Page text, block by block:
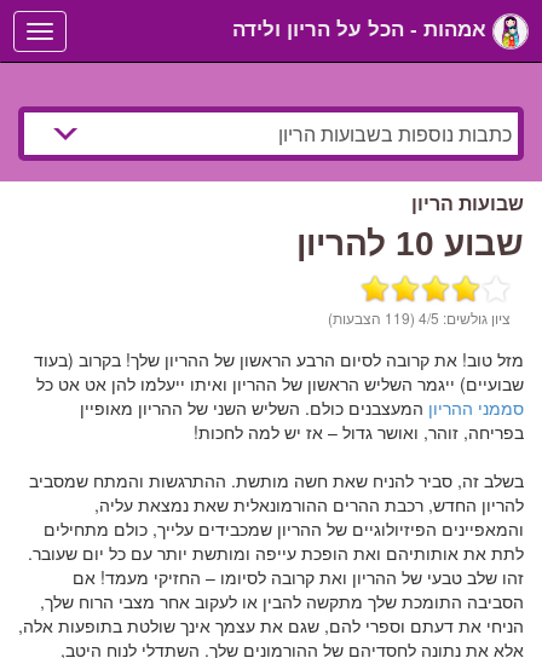
Toggle
navigation
שבועות הריון
שבוע 10 להריון
ציון גולשים: 4/5 (119 הצבעות)
מזל טוב! את קרובה לסיום הרבע הראשון של ההריון שלך! בקרוב (בעוד
שבועיים) ייגמר השליש הראשון של ההריון ואיתו ייעלמו להן אט אט כל
סממני ההריון המעצבנים כולם. השליש השני של ההריון מאופיין
בפריחה, זוהר, ואושר גדול – אז יש למה לחכות!
בשלב זה, סביר להניח שאת חשה מותשת. ההתרגשות והמתח שמסביב
להריון החדש, רכבת ההרים ההורמונאלית שאת נמצאת עליה,
והמאפיינים הפיזיולוגיים של ההריון שמכבידים עלייך, כולם מתחילים
לתת את אותותיהם ואת הופכת עייפה ומותשת יותר עם כל יום שעובר.
זהו שלב טבעי של ההריון ואת קרובה לסיומו – החזיקי מעמד! אם
הסביבה התומכת שלך מתקשה להבין או לעקוב אחר מצבי הרוח שלך,
הניחי את דעתם וספרי להם, שגם את עצמך אינך שולטת בתופעות אלה,
אלא את נתונה לחסדיהם של ההורמונים שלך. השתדלי לנוח היטב,